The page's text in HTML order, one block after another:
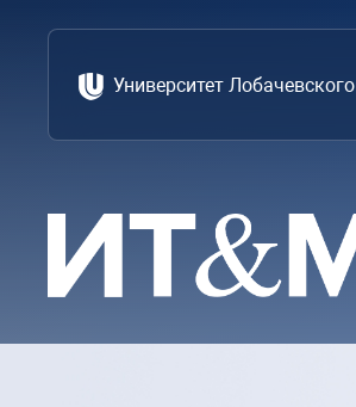
Университет Лобачевского